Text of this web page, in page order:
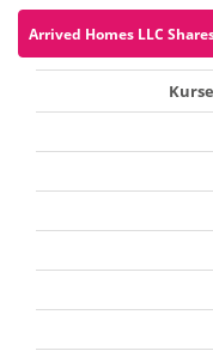
Arrived Homes LLC